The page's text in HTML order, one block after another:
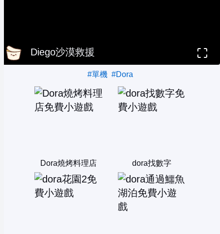
Diego沙漠救援
#單機 #Dora
Dora燒烤料理店 dora找數字